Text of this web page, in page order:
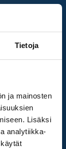
Tietoja
ja mainosten
Lisäksi
analytiikka-